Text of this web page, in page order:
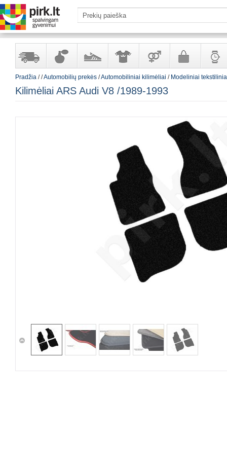
sandėlyje
ir
kosmetika
ir
aksesuarai
suaugusiems
Pradžia //Automobilių prekės /Automobiliniai kilimėliai / Modeliniai
Kilimėliai ARS Audi V8 /1989-1993